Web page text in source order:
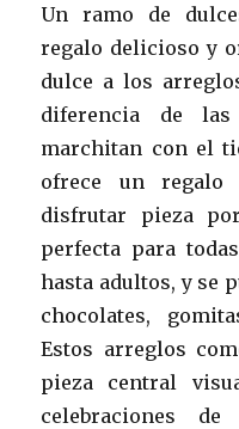
Un ramo de
regalo delicioso y
dulce a los
diferencia de
marchitan con el
ofrece un regalo
disfrutar pieza
perfecta para
hasta adultos, y se
chocolates,
Estos arreglos
pieza central
celebraciones de